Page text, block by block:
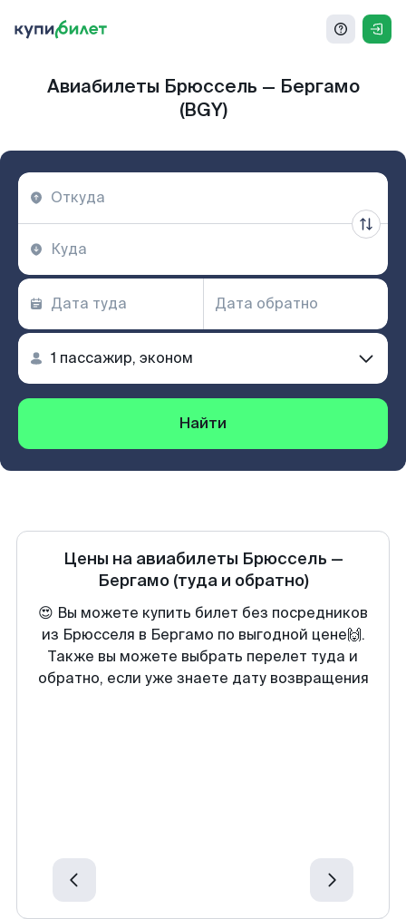
Авиабилеты Брюссель — Бергамо
(BGY)
Найти
Цены на авиабилеты Брюссель —
Бергамо (туда и обратно)
😍 Вы можете купить билет без посредников
из Брюсселя в Бергамо по выгодной цене🙌.
Также вы можете выбрать перелет туда и
обратно, если уже знаете дату возвращения